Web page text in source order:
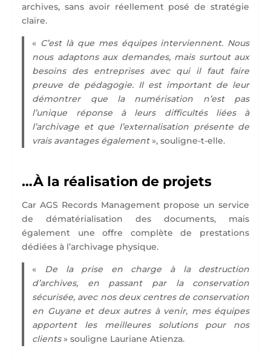
archives, sans avoir réellement posé de stratégie
claire.
« C’est là que mes équipes interviennent. Nous
nous adaptons aux demandes, mais surtout aux
besoins des entreprises avec qui il faut faire
preuve de pédagogie. Il est important de leur
démontrer que la numérisation n’est pas
l’unique réponse à leurs difficultés liées à
l’archivage et que l’externalisation présente de
vrais avantages également», souligne-t-elle.
…À la réalisation de projets
Car AGS Records Management propose un service
de dématérialisation des documents, mais
également une offre complète de prestations
dédiées à l’archivage physique.
« De la prise en charge à la destruction
d’archives, en passant par la conservation
sécurisée, avec nos deux centres de conservation
en Guyane et deux autres à venir, mes équipes
apportent les meilleures solutions pour nos
clients» souligne Lauriane Atienza.